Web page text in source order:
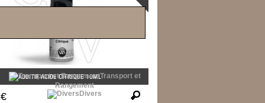
Transport et
Rangement
Divers
ADDITIF ACIDE CITRIQUE 10ML